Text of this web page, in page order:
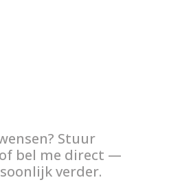
Stuur
bel me direct —
verder.